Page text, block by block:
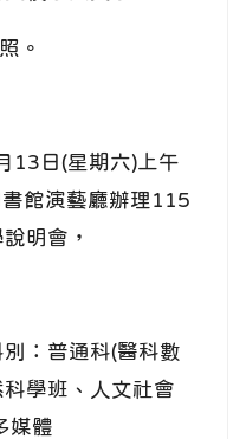
。
13日(星期六)上午
館演藝廳辦理115
明會，
：普通科(醫科數
學班、人文社會
媒體